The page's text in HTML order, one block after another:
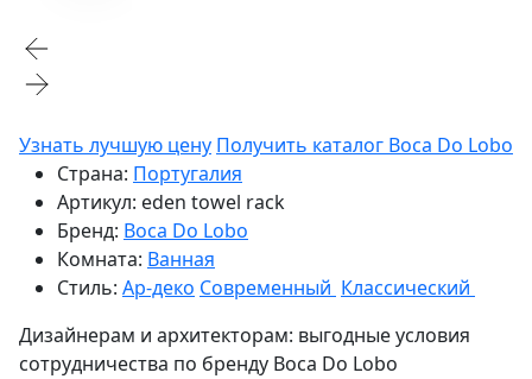
Узнать лучшую цену Получить каталог Boca Do Lobo
Страна: Португалия
Артикул: eden towel rack
Бренд: Boca Do Lobo
Комната: Ванная
Стиль: Ар-деко Современный Классический
Дизайнерам и архитекторам: выгодные условия
сотрудничества по бренду Boca Do Lobo